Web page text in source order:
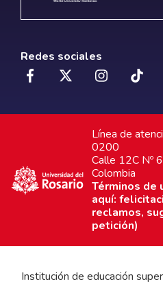
Redes sociales
Línea de
0200
Calle 12C Nº
Colombia
Términos de
aquí:
reclamos,
petición)
Institución de educación